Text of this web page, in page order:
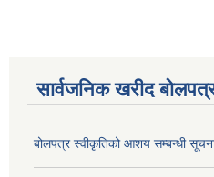
सार्वजनिक खरीद
बोलपत्र स्वीकृतिको आशय सम्बन्धी